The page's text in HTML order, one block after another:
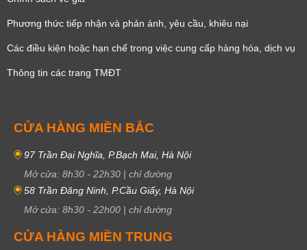
Phương thức tiếp nhận và phản ánh, yêu cầu, khiêu nại
Các điều kiện hoặc hạn chế trong việc cung cấp hàng hóa, dịch vụ
Thông tin các trang TMĐT
CỬA HÀNG MIỀN BẮC
97 Trần Đại Nghĩa, P.Bạch Mai, Hà Nội
Mở cửa: 8h30 - 22h30 | chỉ đường
58 Trần Đăng Ninh, P.Cầu Giấy, Hà Nội
Mở cửa: 8h30 - 22h00 | chỉ đường
CỬA HÀNG MIỀN TRUNG